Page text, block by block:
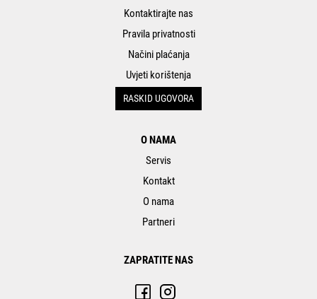
Kontaktirajte nas
Pravila privatnosti
Načini plaćanja
Uvjeti korištenja
RASKID UGOVORA
O NAMA
Servis
Kontakt
O nama
Partneri
ZAPRATITE NAS